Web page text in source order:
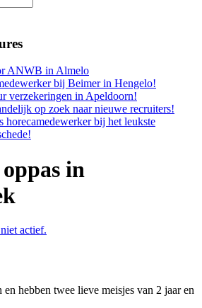
ANWB in Almelo
bij Beimer in Hengelo!
verzekeringen in Apeldoorn!
op zoek naar nieuwe recruiters!
horecamedewerker bij het leukste
in
actief.
hebben twee lieve meisjes van 2 jaar en